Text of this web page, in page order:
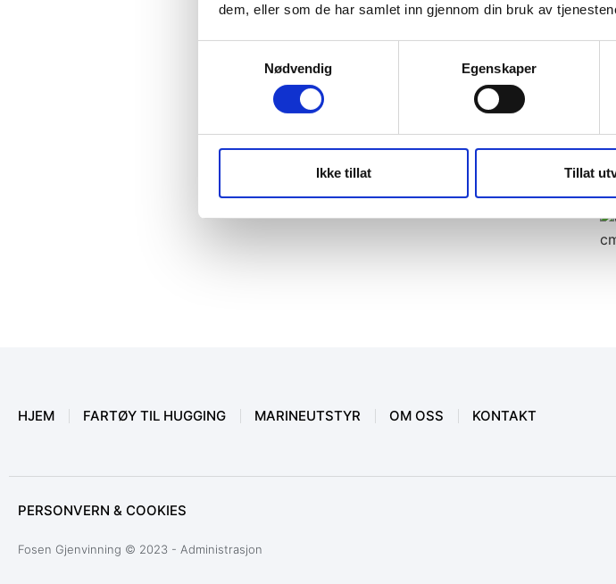
dem, eller som de har samlet inn gjennom din bruk av
Nødvendig
Egenskaper
Ikke tillat Tillat
HJEM FARTØY TIL HUGGING MARINEUTSTYR OM OSS KONTAKT
PERSONVERN & COOKIES
Fosen Gjenvinning © 2023 - Administrasjon